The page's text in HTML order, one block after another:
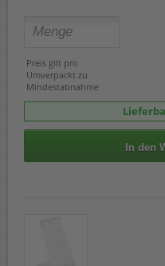
Preis gilt pro
Umverpackt zu
Mindestabnahme
In den